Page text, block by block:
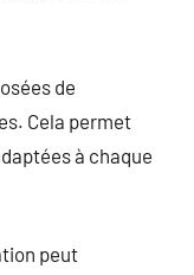
de
Cela permet
à chaque
peut